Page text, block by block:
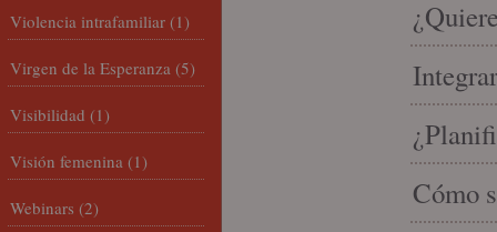
Cómo
Violencia intrafamiliar (1)
Virgen de la Esperanza (5)
Visibilidad (1)
Visión femenina (1)
Webinars (2)